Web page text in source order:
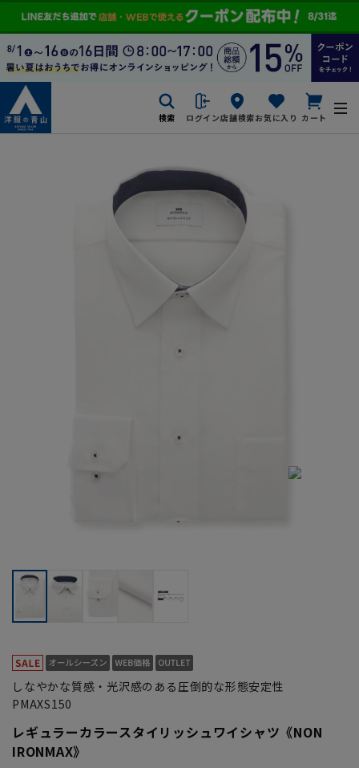
検索 ログイン店舗検索お気に入り カート
しなやかな質感・光沢感のある圧倒的な形態安定性
PMAXS150
レギュラーカラースタイリッシュワイシャツ《NON
IRONMAX》